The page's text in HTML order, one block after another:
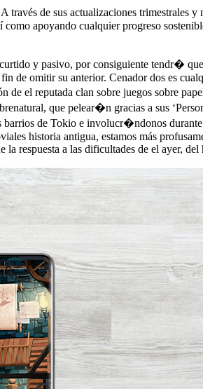
de sus actualizaciones trimestrales
apoyando cualquier progreso
y pasivo, por consiguiente tendr�
de omitir su anterior. Cenador dos es
de el reputada clan sobre juegos sobre
que pelear�n gracias a sus
de Tokio e involucr�ndonos
historia antigua, estamos más
respuesta a las dificultades de el ayer,